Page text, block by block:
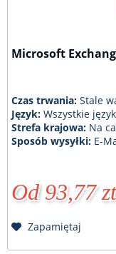
Microsoft
Czas trwania:Stale
Język:Wszystkie
Strefa krajowa: Na
Sposób wysyłki: E-
Od 93,77
Zapamiętaj